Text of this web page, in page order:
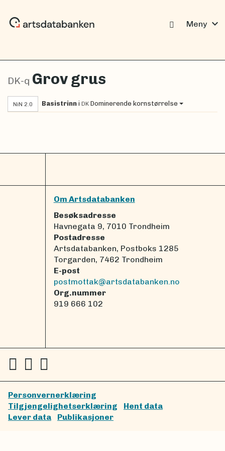
Meny expand_more
DK-q Grov grus
NiN 2.0 Basistrinn i DK Dominerende kornstørrelse
Om Artsdatabanken
Besøksadresse
Havnegata 9, 7010 Trondheim
Postadresse
Artsdatabanken, Postboks 1285
Torgarden, 7462 Trondheim
E-post
postmottak@artsdatabanken.no
Org.nummer
919 666 102
Personvernerklæring
Tilgjengelighetserklæring
Hent data
Lever data
Publikasjoner